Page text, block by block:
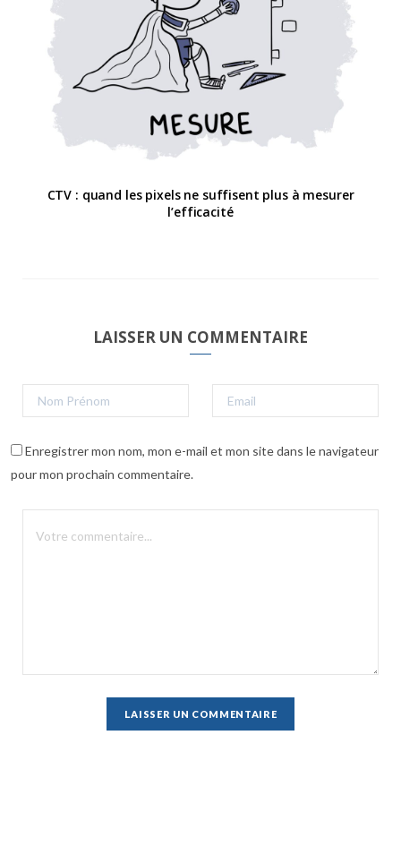
CTV : quand les pixels ne suffisent plus à mesurer
l’efficacité
LAISSER UN COMMENTAIRE
Enregistrer mon nom, mon e-mail et mon site dans le navigateur
pour mon prochain commentaire.